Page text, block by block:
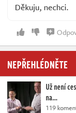
Děkuju, nechci.
NEPŘEHLÉDNĚTE
Už není
na…
119